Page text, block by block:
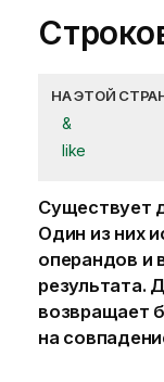
НА ЭТОЙ
&
like
Существует
Один из них
операндов и
результата.
возвращает
на